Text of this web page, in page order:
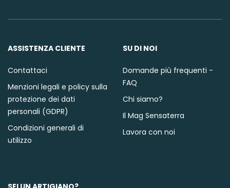
ASSISTENZA CLIENTE
Contattaci
Menzioni legali e policy sulla
protezione dei dati
personali (GDPR)
Condizioni generali di
utilizzo
SU DI NOI
Domande più frequenti -
FAQ
Chi siamo?
Il Mag Sensaterra
Lavora con noi